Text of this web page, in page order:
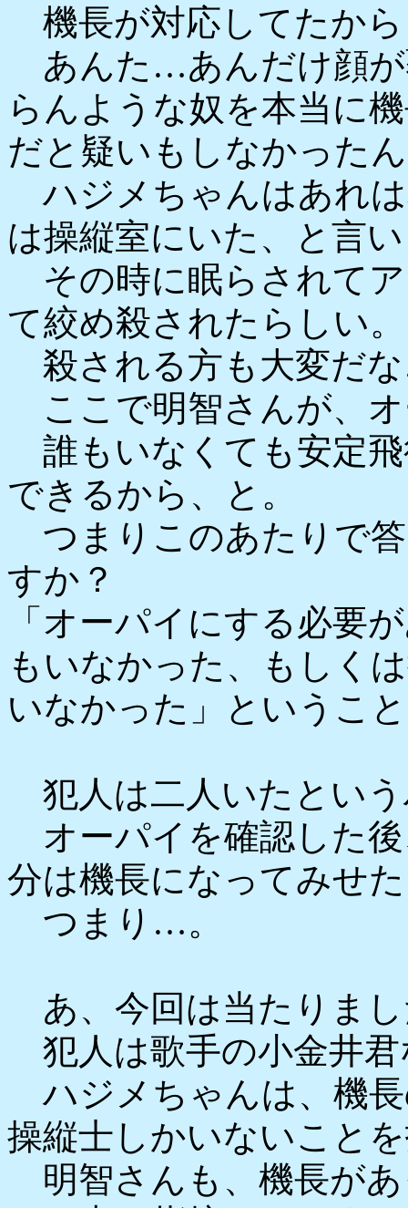
機長が対応してたか
あんた…あんだけ顔が
らんような奴を本当に
だと疑いもしなかった
ハジメちゃんはあれ
は操縦室にいた、と言
その時に眠らされて
て絞め殺されたらしい。
殺される方も大変だ
ここで明智さんが、
誰もいなくても安定
できるから、と。
つまりこのあたりで
すか？
「オーパイにする必要
もいなかった、もしく
いなかった」というこ
犯人は二人いたとい
オーパイを確認した
分は機長になってみせ
つまり…。
あ、今回は当たりま
犯人は歌手の小金井君
ハジメちゃんは、機
操縦士しかいないこと
明智さんも、機長が